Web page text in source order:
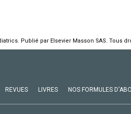
Publié par Elsevier Masson SAS. Tous
REVUES LIVRES NOS FORMULES